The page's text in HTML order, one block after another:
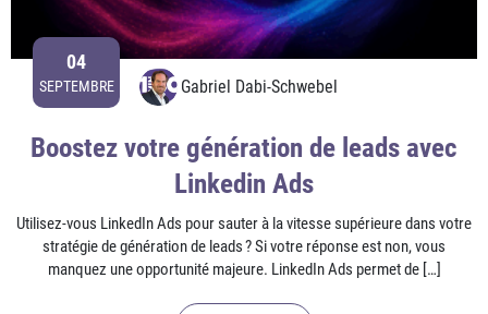
04
SEPTEMBRE Gabriel Dabi-Schwebel
Boostez votre génération de leads avec
Linkedin Ads
Utilisez-vous LinkedIn Ads pour sauter à la vitesse supérieure dans votre
stratégie de génération de leads ? Si votre réponse est non, vous
manquez une opportunité majeure. LinkedIn Ads permet de […]